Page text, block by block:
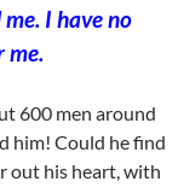
I have no
me.
600 men around
him! Could he find
out his heart, with